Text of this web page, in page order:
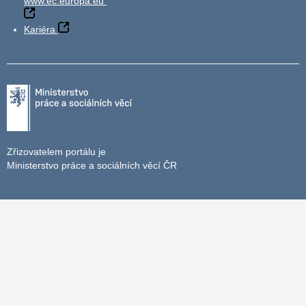
Kariéra
Zřizovatelem portálu je
Ministerstvo práce a sociálních věcí ČR